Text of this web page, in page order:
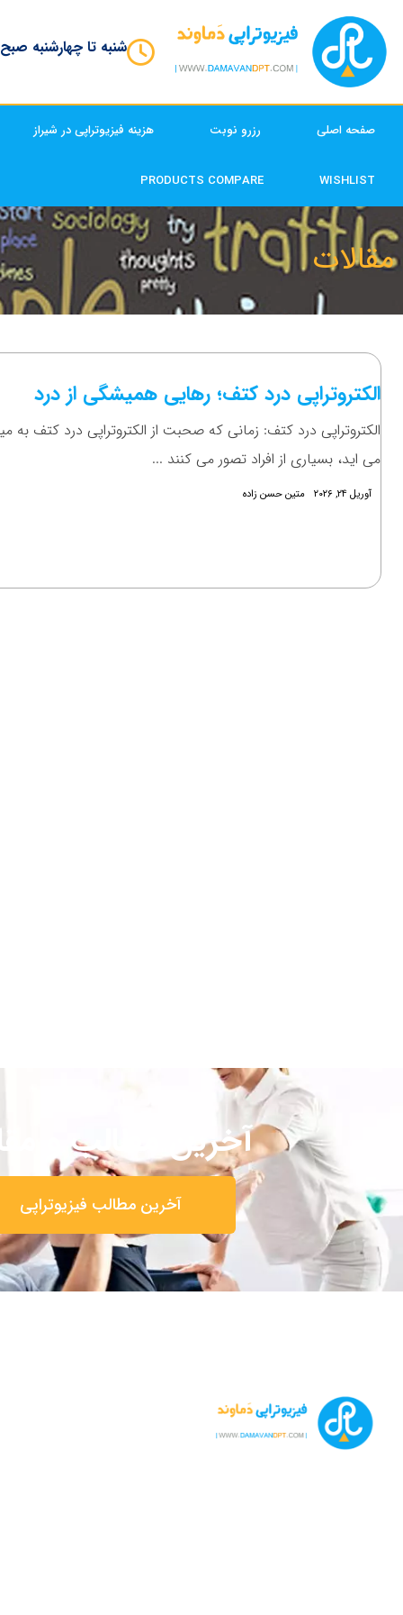
شنبه تا چهارشنبه
صفحه اصلی رزرو نوبت هزینه فیزیوتراپی در شیراز
WISHLIST
PRODUCTS COMPARE
مقالات
الکتروتراپی درد کتف؛ رهایی همیشگی از درد
الکتروتراپی درد کتف: زمانی که صحبت از الکتروتراپی درد کتف به
می اید، بسیاری از افراد تصور می کنند ...
آوریل ۲۴, ۲۰۲۶ متین حسن زاده
آخرین مطالب و
آخرین مطالب فیزیوتراپی